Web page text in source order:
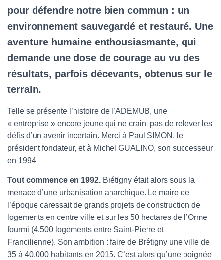
pour défendre notre bien commun : un
environnement sauvegardé et restauré. Une
aventure humaine enthousiasmante, qui
demande une dose de courage au vu des
résultats, parfois décevants, obtenus sur le
terrain.
Telle se présente l’histoire de l’ADEMUB, une
« entreprise » encore jeune qui ne craint pas de relever les
défis d’un avenir incertain. Merci à Paul SIMON, le
président fondateur, et à Michel GUALINO, son successeur
en 1994.
Tout commence en 1992. Brétigny était alors sous la
menace d’une urbanisation anarchique. Le maire de
l’époque caressait de grands projets de construction de
logements en centre ville et sur les 50 hectares de l’Orme
fourmi (4.500 logements entre Saint-Pierre et
Francilienne). Son ambition : faire de Brétigny une ville de
35 à 40.000 habitants en 2015. C’est alors qu’une poignée